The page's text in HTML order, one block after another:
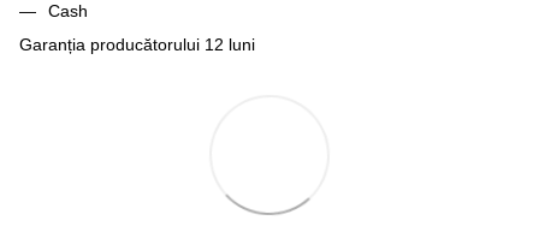
Cash
Garanția producătorului 12 luni